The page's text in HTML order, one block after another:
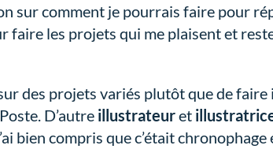
sur comment je pourrais faire pour
faire les projets qui me plaisent et
des projets variés plutôt que de faire
D’autre illustrateuret
bien compris que c’était chronophage